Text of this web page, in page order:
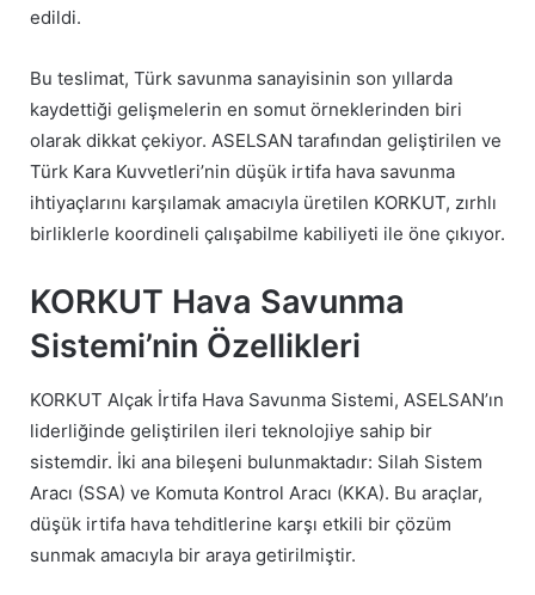
edildi.
Bu teslimat, Türk savunma sanayisinin son yıllarda
kaydettiği gelişmelerin en somut örneklerinden biri
olarak dikkat çekiyor. ASELSAN tarafından geliştirilen ve
Türk Kara Kuvvetleri’nin düşük irtifa hava savunma
ihtiyaçlarını karşılamak amacıyla üretilen KORKUT, zırhlı
birliklerle koordineli çalışabilme kabiliyeti ile öne çıkıyor.
KORKUT Hava Savunma
Sistemi’nin Özellikleri
KORKUT Alçak İrtifa Hava Savunma Sistemi, ASELSAN’ın
liderliğinde geliştirilen ileri teknolojiye sahip bir
sistemdir. İki ana bileşeni bulunmaktadır: Silah Sistem
Aracı (SSA) ve Komuta Kontrol Aracı (KKA). Bu araçlar,
düşük irtifa hava tehditlerine karşı etkili bir çözüm
sunmak amacıyla bir araya getirilmiştir.